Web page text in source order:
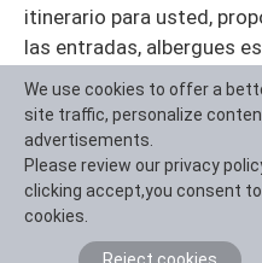
itinerario para usted,
las entradas, albergues
culturales profesionales
en los alrededores.
experiencias exclusivas
intercambio académico
fotográfica para la
su viaje a Mu Fu un
tiempo y el espacio y
We use cookies to offer a
site traffic, personalize
advertisements.
Please review our privacy
clicking accept,you consent
cookies.